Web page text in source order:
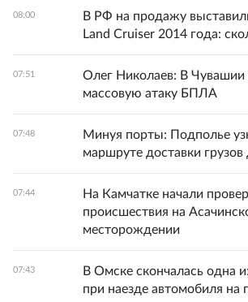
08:00
В РФ на продажу
Land Cruiser 2014 года:
07:51
Олег Николаев: В
массовую атаку БПЛА
07:48
Минуя порты: Подполье
маршруте доставки
07:44
На Камчатке начали
происшествия на
месторождении
07:43
В Омске скончалась одна
при наезде автомобиля на